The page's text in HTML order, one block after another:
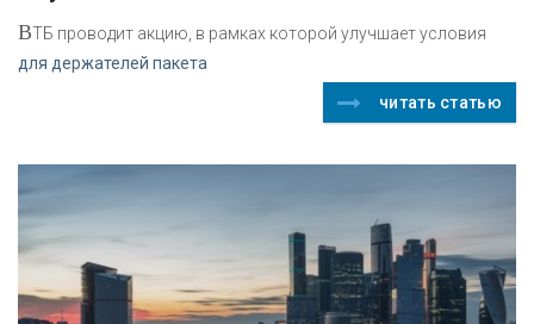
ВТБ проводит акцию, в рамках которой улучшает условия
для держателей пакета
читать статью